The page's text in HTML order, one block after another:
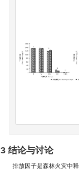
3 结论与讨论
排放因子是森林火灾中